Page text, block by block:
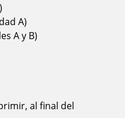
A)
A y B)
al final del